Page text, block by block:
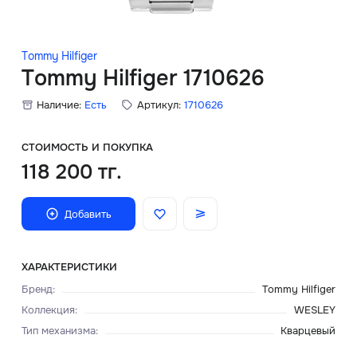
Tommy Hilfiger
Tommy Hilfiger 1710626
Наличие: Есть Артикул: 1710626
СТОИМОСТЬ И ПОКУПКА
118 200 тг.
Добавить
ХАРАКТЕРИСТИКИ
Бренд:
Tommy Hilfiger
Коллекция:
WESLEY
Тип механизма:
Кварцевый
Скидки
Главная
О нас